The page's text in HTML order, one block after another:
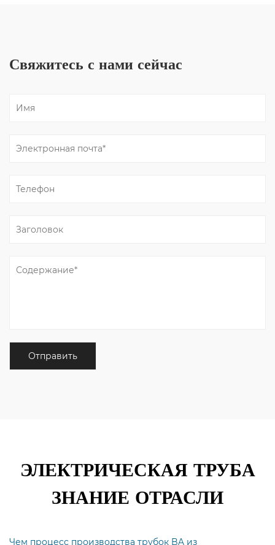
Свяжитесь с нами сейчас
ЭЛЕКТРИЧЕСКАЯ ТРУБА
ЗНАНИЕ ОТРАСЛИ
Чем процесс производства трубок BA из